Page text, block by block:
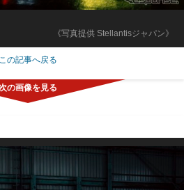
《写真提供 Stellantisジャパン》
この記事へ戻る